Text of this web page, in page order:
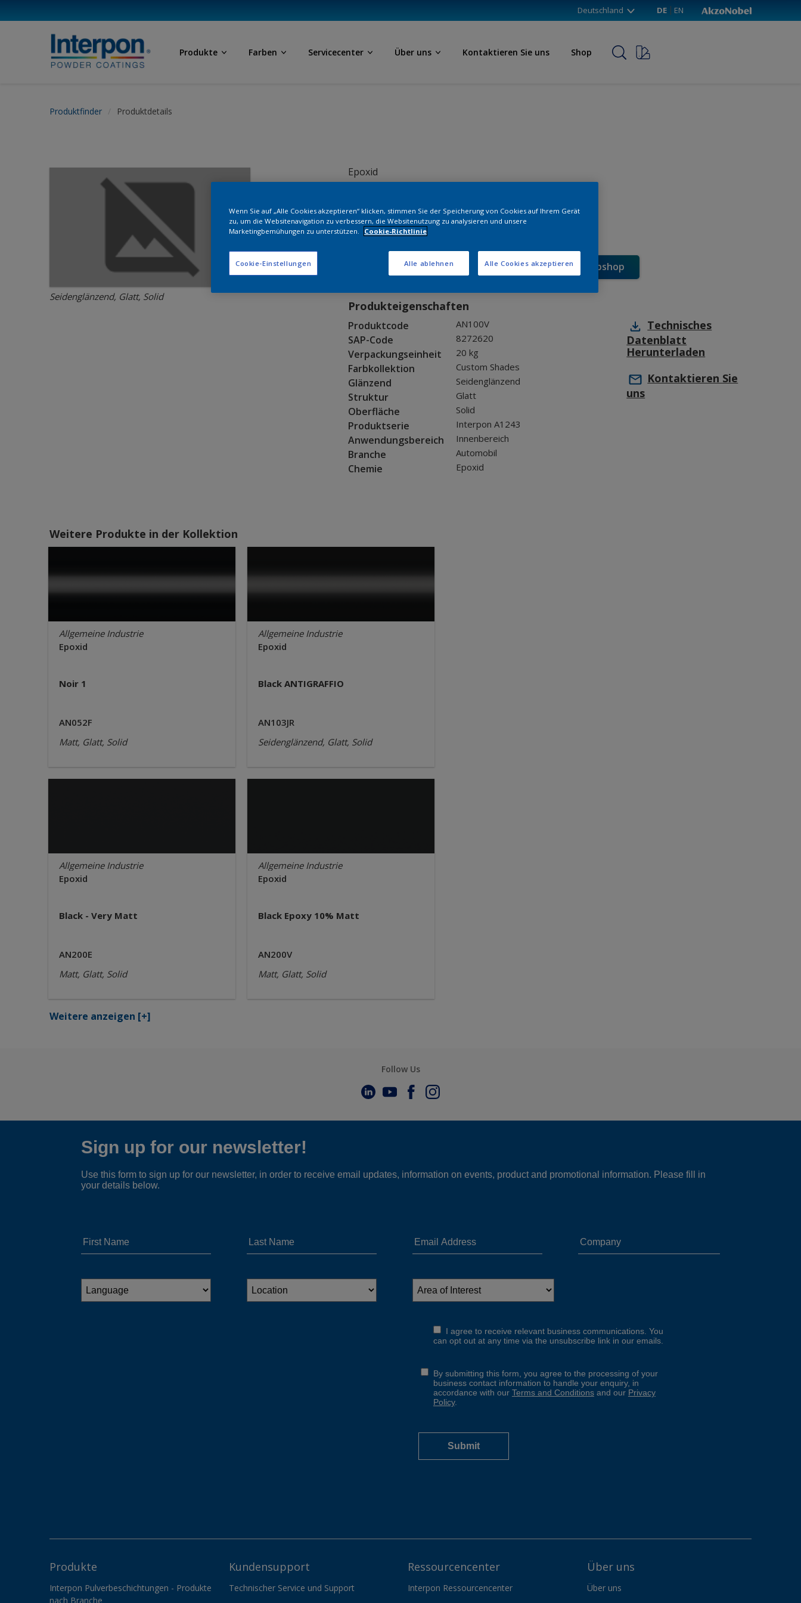
Deutschland DE EN
Produkte Farben Servicecenter Über uns Kontaktieren Sie uns Shop
Produktfinder Produktdetails
Seidenglänzend, Glatt, Solid
Epoxid
AN100V
Muster bestellen Bestellen Sie direkt im Webshop
Produkteigenschaften
Produktcode AN100V
SAP-Code 8272620
Verpackungseinheit 20 kg
Farbkollektion Custom Shades
Glänzend Seidenglänzend
Struktur Glatt
Oberfläche Solid
Produktserie Interpon A1243
Anwendungsbereich Innenbereich
Branche Automobil
Chemie Epoxid
Technisches
Datenblatt
Herunterladen
Kontaktieren Sie
uns
Weitere Produkte in der Kollektion
Allgemeine Industrie
Epoxid
Noir 1
AN052F
Matt, Glatt, Solid
Allgemeine Industrie
Epoxid
Black ANTIGRAFFIO
AN103JR
Seidenglänzend, Glatt, Solid
Allgemeine Industrie
Epoxid
Black - Very Matt
AN200E
Matt, Glatt, Solid
Allgemeine Industrie
Epoxid
Black Epoxy 10% Matt
AN200V
Matt, Glatt, Solid
Weitere anzeigen [+]
Follow Us
Produkte
Interpon Pulverbeschichtungen - Produkte
nach Branche
Kundensupport
Technischer Service und Support
Ressourcencenter
Interpon Ressourcencenter
Über uns
Über uns
Wenn Sie auf „Alle Cookies akzeptieren“ klicken, stimmen Sie der Speicherung von Cookies auf Ihrem Gerät
zu, um die Websitenavigation zu verbessern, die Websitenutzung zu analysieren und unsere
Marketingbemühungen zu unterstützen.
Cookie-Richtlinie
Cookie-Einstellungen Alle ablehnen Alle Cookies akzeptieren